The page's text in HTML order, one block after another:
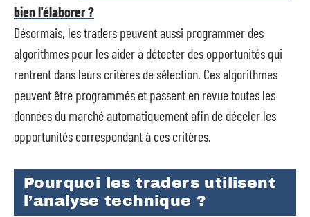
bien l'élaborer ?
Désormais, les traders peuvent aussi programmer des
algorithmes pour les aider à détecter des opportunités qui
rentrent dans leurs critères de sélection. Ces algorithmes
peuvent être programmés et passent en revue toutes les
données du marché automatiquement afin de déceler les
opportunités correspondant à ces critères.
Pourquoi les traders utilisent
l’analyse technique ?